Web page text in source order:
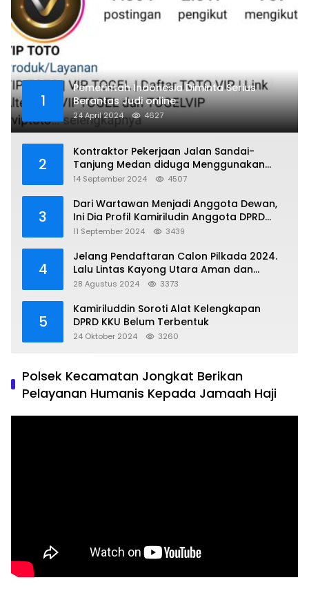
1
Pemerintah Indonesia Diminta Serius
Berantas Judi online
24 April 2024 4627
2
Kontraktor Pekerjaan Jalan Sandai-
Tanjung Medan diduga Menggunakan
Matrial Tanah tak Berizin Resmi
14 September 2024 4507
3
Dari Wartawan Menjadi Anggota Dewan,
Ini Dia Profil Kamiriludin Anggota DPRD
Dapil 1 KKU
11 September 2024 3439
4
Jelang Pendaftaran Calon Pilkada 2024.
Lalu Lintas Kayong Utara Aman dan
Kondusif
28 Agustus 2024 3373
5
Kamiriluddin Soroti Alat Kelengkapan
DPRD KKU Belum Terbentuk
24 Oktober 2024 3260
Polsek Kecamatan Jongkat Berikan
Pelayanan Humanis Kepada Jamaah Haji